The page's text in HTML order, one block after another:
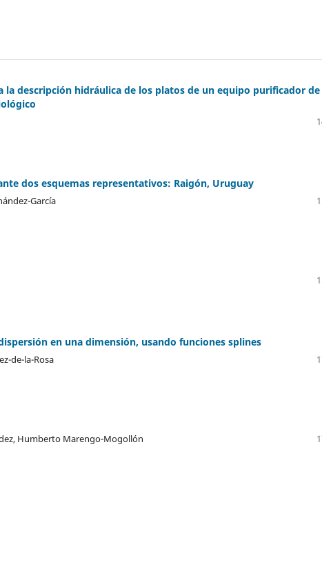
descripción hidráulica de los platos de un equipo purificador de
dos esquemas representativos: Raigón, Uruguay
García
en una dimensión, usando funciones splines
de-la-Rosa
Humberto Marengo-Mogollón